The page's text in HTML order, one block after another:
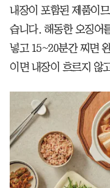
내장이 포함된 제품이
습니다. 해동한 오징어
넣고 15~20분간 찌면
이면 내장이 흐르지 않